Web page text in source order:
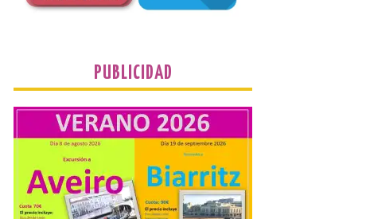
El Ayuntamiento de
Cabrillanes analizará,
conforme a la legalidad, la
solicitud para la
celebración del Iberia
Eclipse Festival
6 Ago 2026
PUBLICIDAD